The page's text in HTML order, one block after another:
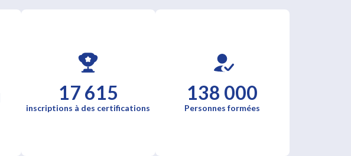
17 615
inscriptions à des certifications
138 000
Personnes formées